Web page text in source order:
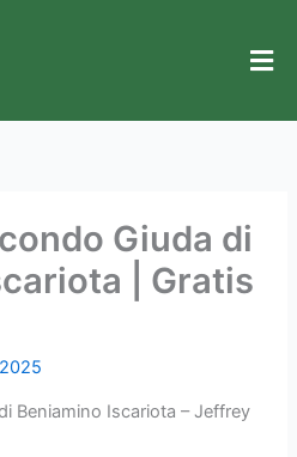
Giuda di
| Gratis
Beniamino Iscariota – Jeffrey